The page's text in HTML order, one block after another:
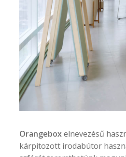
Orangeboxelnevezésű
kárpitozott irodabútor